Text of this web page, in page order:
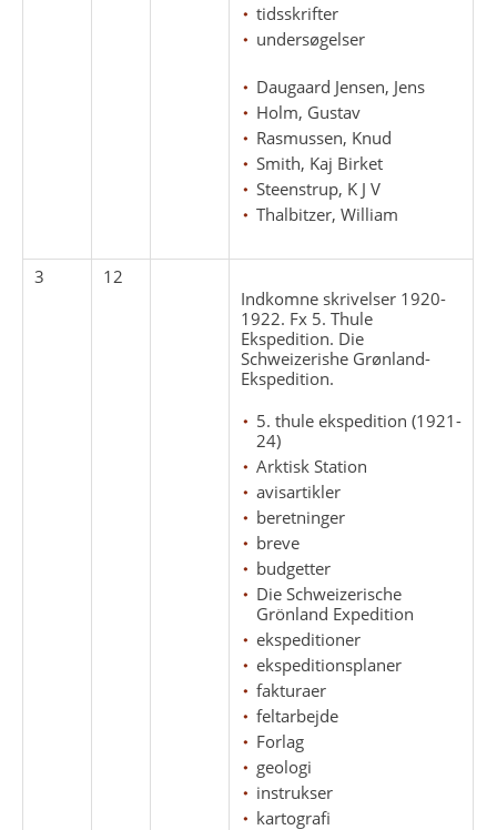
tidsskrifter
undersøgelser
Daugaard Jensen, Jens
Holm, Gustav
Rasmussen, Knud
Smith, Kaj Birket
Steenstrup, K J V
Thalbitzer, William
3
12
Indkomne skrivelser 1920-
1922. Fx 5. Thule
Ekspedition. Die
Schweizerishe Grønland-
Ekspedition.
5. thule ekspedition (1921-
24)
Arktisk Station
avisartikler
beretninger
breve
budgetter
Die Schweizerische
Grönland Expedition
ekspeditioner
ekspeditionsplaner
fakturaer
feltarbejde
Forlag
geologi
instrukser
kartografi